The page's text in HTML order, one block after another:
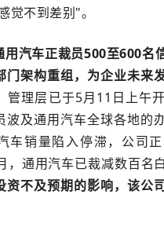
觉不到差别"。
用汽车正裁员500至600名
门架构重组，为企业未来
管理层已于5月11日上午
波及通用汽车全球各地的
车销量陷入停滞，公司
，通用汽车已裁减数百名
资不及预期的影响，该公